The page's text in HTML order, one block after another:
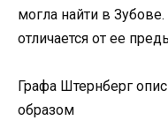
могла найти в
отличается от ее
Графа Штернберг
образом